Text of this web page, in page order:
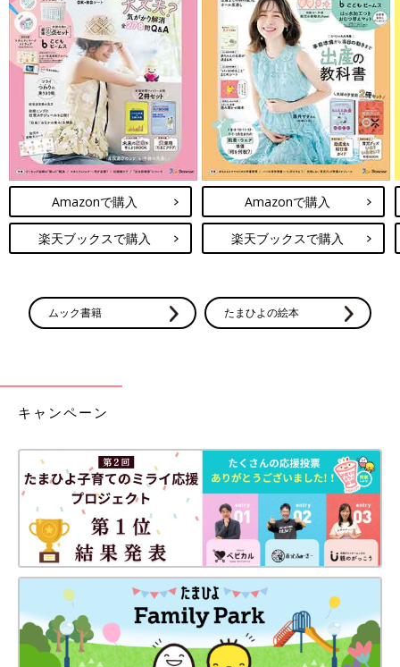
Amazonで購入
楽天ブックスで購入
Amazonで購入
楽天ブックスで購入
ムック書籍 たまひよの絵本
キャンペーン